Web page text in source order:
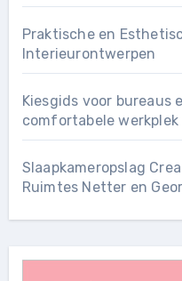
Praktische en
Interieurontwerpen
Kiesgids voor bureaus
comfortabele werkplek
Slaapkameropslag
Ruimtes Netter en